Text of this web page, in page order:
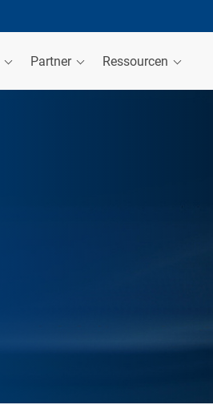
Partner Ressourcen